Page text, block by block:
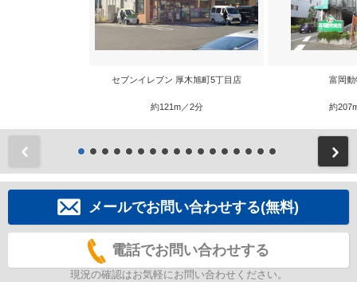
セブンイレブン 厚木旭町5丁目店
約121m／2分
富岡動
約
メールでお問い合わせする(無料)
電話でお問い合わせする
現況の確認はお気軽にお問い合わせください。